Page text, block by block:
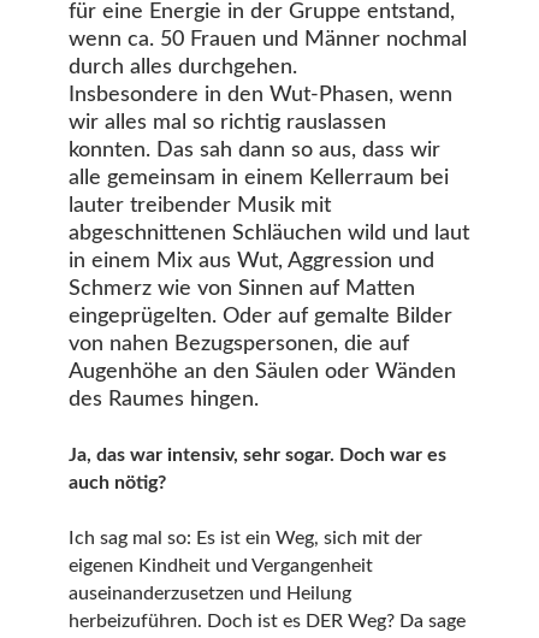
für eine Energie in der Gruppe entstand,
wenn ca. 50 Frauen und Männer nochmal
durch alles durchgehen.
Insbesondere in den Wut-Phasen, wenn
wir alles mal so richtig rauslassen
konnten. Das sah dann so aus, dass wir
alle gemeinsam in einem Kellerraum bei
lauter treibender Musik mit
abgeschnittenen Schläuchen wild und laut
in einem Mix aus Wut, Aggression und
Schmerz wie von Sinnen auf Matten
eingeprügelten. Oder auf gemalte Bilder
von nahen Bezugspersonen, die auf
Augenhöhe an den Säulen oder Wänden
des Raumes hingen.
Ja, das war intensiv, sehr sogar. Doch war es
auch nötig?
Ich sag mal so: Es ist ein Weg, sich mit der
eigenen Kindheit und Vergangenheit
auseinanderzusetzen und Heilung
herbeizuführen. Doch ist es DER Weg? Da sage